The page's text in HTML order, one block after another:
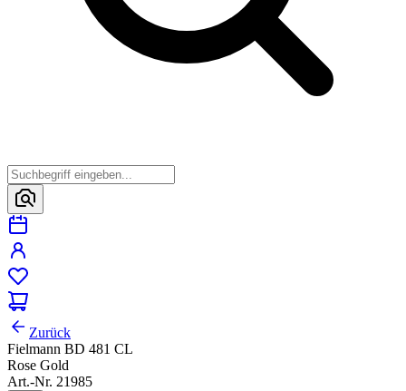
Zurück
Fielmann BD 481 CL
Rose Gold
Art.-Nr. 21985